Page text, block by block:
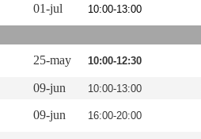
01-jul 10:00-13:00
25-may 10:00-12:30
09-jun 10:00-13:00
09-jun 16:00-20:00